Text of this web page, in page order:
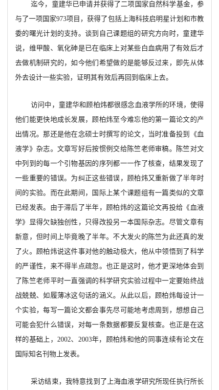
迄今，童建华已申请并获得了二项国家自然科学基金，参
与了一项国家973项目，获得了包括上海科技启明星计划和市教
委的曙光计划的支持。谈到自己课题组的研究方向时，童建华
说，维甲酸、氧化砷是已在临床上对某些白血病用了有效后才
去做机制研究的，如今他们希望做的是能够反过来，即先从体
外去设计一些实验，证明其有效后再回到临床上去。
访问中，童建华和顾柏炜都很感念血液学所的环境，使得
他们能更快地成长发展，顾柏炜至今难忘他的第一篇论文的产
出情况。那还是他在念硕士时撰写的论文，当时准备投到《血
液学》杂志。文章写好后按惯例交给陈竺老师审稿。陈竺对文
中列到的每一个引物基因的序列都一一作了核查，结果发现了
一些重要的错误。为纠正这些错误，顾柏炜又重新做了半年时
间的实验。而在此期间，国际上某个课题组有一篇类似的文章
已经发表。由于滞后了半年，顾柏炜的这篇论文再投给《血液
学》显得欠缺独创性，只得改投另一本国际杂志。尽管文章有
新意，但时间上毕竟晚了半年。不大发火的陈竺为此还真的发
了火。顾柏炜说这件事对他的触动极大，他从中领悟到了科学
的严谨性，来不得半点疏忽。也正是这时，他才更深地体会到
了陈竺老师平时一直强调的科学研究实验过程中一定要始终战
战兢兢、如履薄冰这句话的涵义。从此以后，顾柏炜每设计一
个实验，每写一篇论文都会事先尽可能地考虑周到，想想自己
可能会犯什么错误，对每一条数据都要反复核查。也正是在这
样的基础上，2002、2003年，顾柏炜和他的同事连续有论文在
国际知名刊物上发表。
采访结束，我特意找到了上海血液学研究所现任执行所长